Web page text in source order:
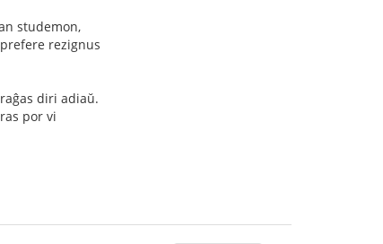
studemon,
rezignus
diri adiaŭ.
por vi